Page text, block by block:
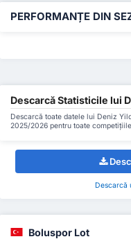
PERFORMANȚE DIN
Descarcă Statisticile lui
Descarcă toate datele lui Deniz
2025/2026 pentru toate
Descarcă
Boluspor Lot